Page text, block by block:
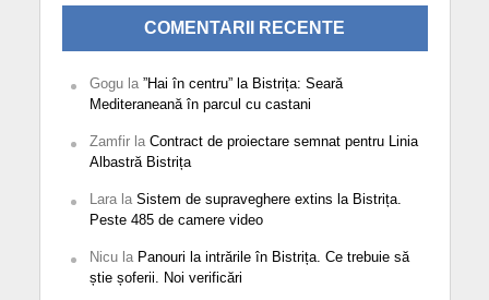
COMENTARII RECENTE
Gogula ”Hai în centru” la Bistrița: Seară
Mediteraneană în parcul cu castani
Zamfirla Contract de proiectare semnat pentru Linia
Albastră Bistrița
Larala Sistem de supraveghere extins la Bistrița.
Peste 485 de camere video
Nicula Panouri la intrările în Bistrița. Ce trebuie să
știe șoferii. Noi verificări